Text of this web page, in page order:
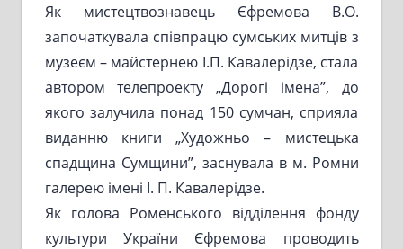
Як мистецтвознавець Єфремова В.О.
започаткувала співпрацю сумських митців з
музеєм – майстернею І.П. Кавалерідзе, стала
автором телепроекту „Дорогі імена”, до
якого залучила понад 150 сумчан, сприяла
виданню книги „Художньо – мистецька
спадщина Сумщини”, заснувала в м. Ромни
галерею імені І. П. Кавалерідзе.
Як голова Роменського відділення фонду
культури України Єфремова проводить